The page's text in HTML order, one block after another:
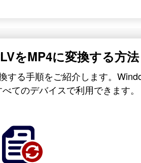
をMP4に変換する方法
する手順をご紹介します。
てのデバイスで利用できます。